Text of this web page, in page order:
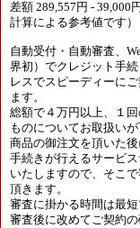
差額 289,557円 - 39,000
計算による参考値です）
自動受付・自動審査、
界初）でクレジット手
レスでスピーディーに
ます。
総額で４万円以上、１
ものについてお取扱いが
商品の御注文を頂いた
手続きが行えるサービ
いたしますので、そこ
頂きます。
審査に掛かる時間は最短
審査後に改めてご契約